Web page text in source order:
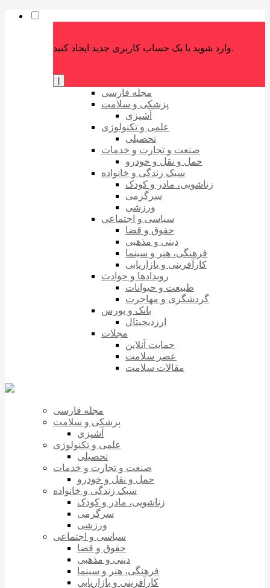
وارد شوید یا یک حساب کاربری جدید ایجاد کنید.
مجله فارسی
پزشکی و سلامت
آشپزی
علمی و تکنولوژی
تحصیلی
صنعت و تجارت و خدمات
حمل و نقل و خودرو
سبک زندگی و خانواده
زناشویی، مادر و کودک
سرگرمی
ورزشی
سیاسی و اجتماعی
حقوق و قضا
دینی و مذهبی
فرهنگی، هنر و سینما
کارآفرینی و بازاریابی
رویدادها و حوادث
طبیعت و حیوانات
گردشگری و مهاجرت
بانک و بورس
ارزدیجیتال
مجلات
حمایت آنلاین
عصر سلامت
مقالات سلامت
مجله فارسی
پزشکی و سلامت
آشپزی
علمی و تکنولوژی
تحصیلی
صنعت و تجارت و خدمات
حمل و نقل و خودرو
سبک زندگی و خانواده
زناشویی، مادر و کودک
سرگرمی
ورزشی
سیاسی و اجتماعی
حقوق و قضا
دینی و مذهبی
فرهنگی، هنر و سینما
کارآفرینی و بازاریابی